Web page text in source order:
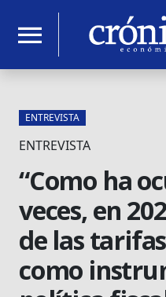
menu
ENTREVISTA
ENTREVISTA
“Como ha
veces, en
de las
como